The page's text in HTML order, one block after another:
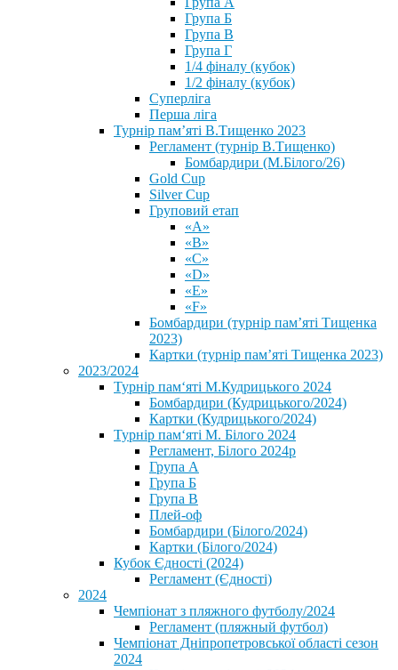
Група Б
Група В
Група Г
1/4 фіналу (кубок)
1/2 фіналу (кубок)
Суперліга
Перша ліга
Турнір пам’яті В.Тищенко 2023
Регламент (турнір В.Тищенко)
Бомбардири (М.Білого/26)
Gold Cup
Silver Cup
Груповий етап
«А»
«В»
«С»
«D»
«Е»
«F»
Бомбардири (турнір пам’яті Тищенка
2023)
Картки (турнір пам’яті Тищенка 2023)
2023/2024
⁨Турнір пам‘яті М.Кудрицького 2024
Бомбардири (Кудрицького/2024)
Картки (Кудрицького/2024)
⁨Турнір пам‘яті М. Білого 2024⁩
Регламент, Білого 2024р
Група А
Група Б
Група В
Плей-оф
Бомбардири (Білого/2024)
Картки (Білого/2024)
Кубок Єдності (2024)
Регламент (Єдності)
2024
Чемпіонат з пляжного футболу/2024
Регламент (пляжный футбол)
Чемпіонат Дніпропетровської області сезон
2024